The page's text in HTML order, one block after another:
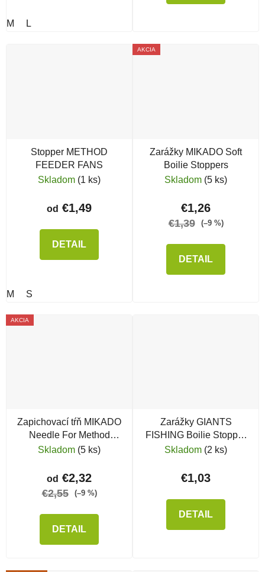
M L
Stopper METHOD
FEEDER FANS
Skladom (1 ks)
od €1,49
DETAIL
M S
AKCIA
Zarážky MIKADO Soft
Boilie Stoppers
Skladom (5 ks)
€1,26
€1,39 (–9 %)
DETAIL
AKCIA
Zapichovací tŕň MIKADO
Needle For Method
Feeder s konektorom
Skladom (5 ks)
od €2,32
€2,55 (–9 %)
DETAIL
Zarážky GIANTS
FISHING Boilie Stopper
Mate Green
Skladom (2 ks)
€1,03
DETAIL